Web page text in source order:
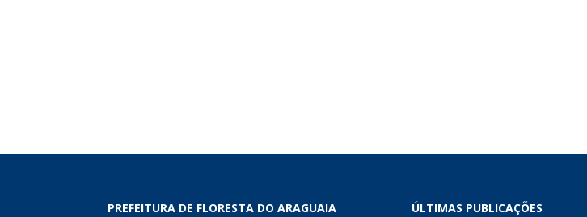
PREFEITURA DE FLORESTA DO ARAGUAIA ÚLTIMAS PUBLICAÇÕES